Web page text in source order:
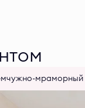
мраморный